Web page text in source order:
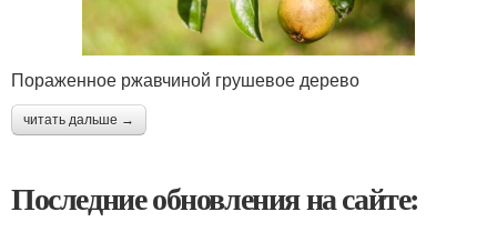
Пораженное ржавчиной грушевое дерево
читать дальше →
Последние обновления на сайте: